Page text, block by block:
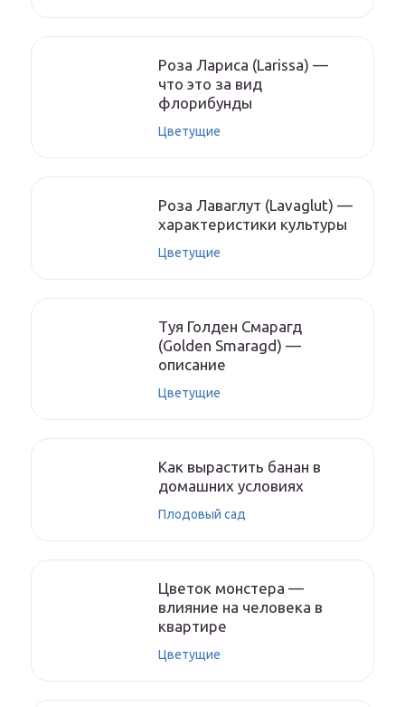
Роза Лариса (Larissa) —
что это за вид
флорибунды
Цветущие
Роза Лаваглут (Lavaglut) —
характеристики культуры
Цветущие
Туя Голден Смарагд
(Golden Smaragd) —
описание
Цветущие
Как вырастить банан в
домашних условиях
Плодовый сад
Цветок монстера —
влияние на человека в
квартире
Цветущие